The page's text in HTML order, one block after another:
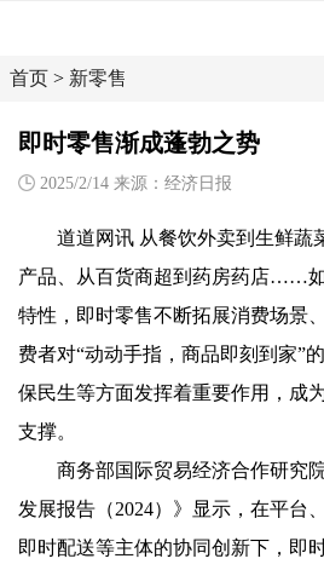
首页 > 新零售
即时零售渐成蓬勃之势
2025/2/14 来源：经济日报
道道网讯 从餐饮外卖到生鲜蔬
产品、从百货商超到药房药店……
特性，即时零售不断拓展消费场景
费者对“动动手指，商品即刻到家”
保民生等方面发挥着重要作用，成
支撑。
商务部国际贸易经济合作研究
发展报告（2024）》显示，在平台
即时配送等主体的协同创新下，即